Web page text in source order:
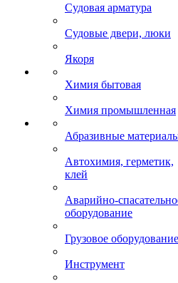
Судовая арматура
Судовые двери, люки
Якоря
Химия бытовая
Химия промышленная
Абразивные
Автохимия, герметик,
клей
Аварийно-
оборудование
Грузовое оборудование
Инструмент